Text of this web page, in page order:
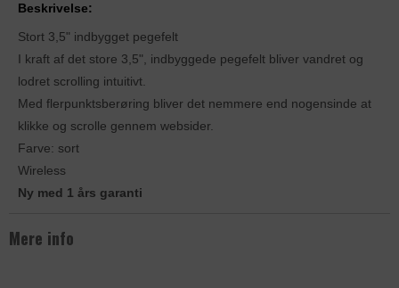
Beskrivelse:
Stort 3,5" indbygget pegefelt
I kraft af det store 3,5", indbyggede pegefelt bliver vandret og
lodret scrolling intuitivt.
Med flerpunktsberøring bliver det nemmere end nogensinde at
klikke og scrolle gennem websider.
Farve: sort
Wireless
Ny med 1 års garanti
Mere info